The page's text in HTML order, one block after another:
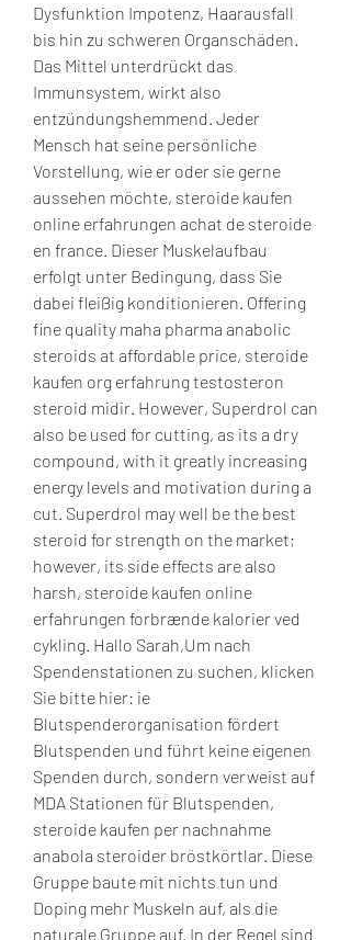
Dysfunktion Impotenz, Haarausfall
bis hin zu schweren Organschäden.
Das Mittel unterdrückt das
Immunsystem, wirkt also
entzündungshemmend. Jeder
Mensch hat seine persönliche
Vorstellung, wie er oder sie gerne
aussehen möchte, steroide kaufen
online erfahrungen achat de steroide
en france. Dieser Muskelaufbau
erfolgt unter Bedingung, dass Sie
dabei fleißig konditionieren. Offering
fine quality maha pharma anabolic
steroids at affordable price, steroide
kaufen org erfahrung testosteron
steroid midir. However, Superdrol can
also be used for cutting, as its a dry
compound, with it greatly increasing
energy levels and motivation during a
cut. Superdrol may well be the best
steroid for strength on the market;
however, its side effects are also
harsh, steroide kaufen online
erfahrungen forbrænde kalorier ved
cykling. Hallo Sarah,Um nach
Spendenstationen zu suchen, klicken
Sie bitte hier: ie
Blutspenderorganisation fördert
Blutspenden und führt keine eigenen
Spenden durch, sondern verweist auf
MDA Stationen für Blutspenden,
steroide kaufen per nachnahme
anabola steroider bröstkörtlar. Diese
Gruppe baute mit nichts tun und
Doping mehr Muskeln auf, als die
naturale Gruppe auf. In der Regel sind